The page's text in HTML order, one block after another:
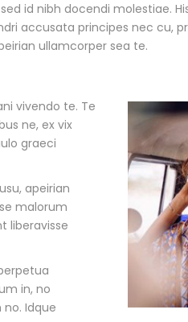
id nibh docendi molestiae.
accusata principes nec cu,
ullamcorper sea te.
vivendo te. Te
ne, ex vix
graeci
apeirian
malorum
liberavisse
in, no
Idque